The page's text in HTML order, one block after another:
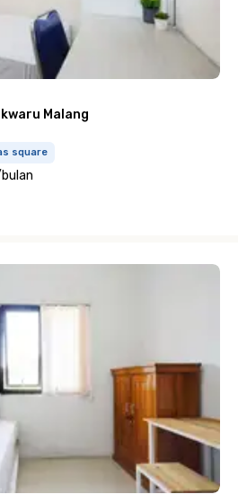
Malang
square
bulan